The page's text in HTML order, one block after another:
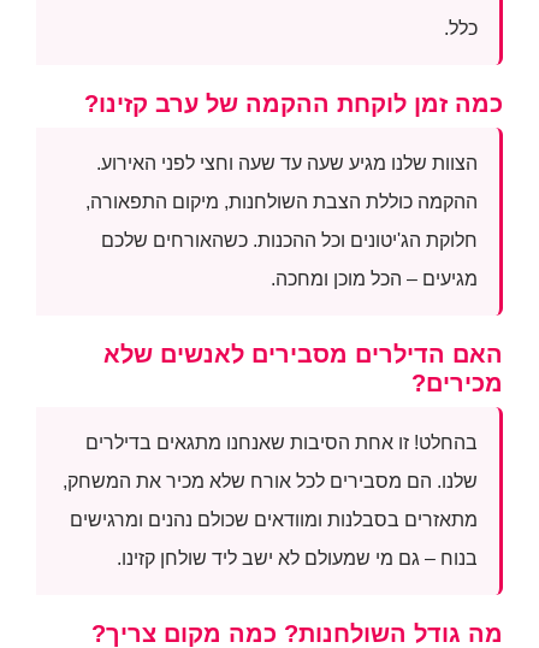
כלל.
כמה זמן לוקחת ההקמה של ערב קזינו?
הצוות שלנו מגיע שעה עד שעה וחצי לפני האירוע.
ההקמה כוללת הצבת השולחנות, מיקום התפאורה,
חלוקת הג'יטונים וכל ההכנות. כשהאורחים שלכם
מגיעים – הכל מוכן ומחכה.
האם הדילרים מסבירים לאנשים שלא
מכירים?
בהחלט! זו אחת הסיבות שאנחנו מתגאים בדילרים
שלנו. הם מסבירים לכל אורח שלא מכיר את המשחק,
מתאזרים בסבלנות ומוודאים שכולם נהנים ומרגישים
בנוח – גם מי שמעולם לא ישב ליד שולחן קזינו.
מה גודל השולחנות? כמה מקום צריך?